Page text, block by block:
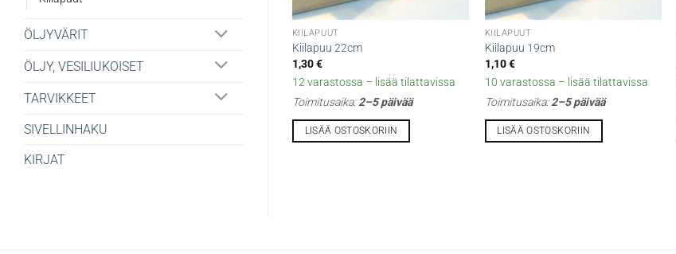
ÖLJYVÄRIT
ÖLJY, VESILIUKOISET
TARVIKKEET
SIVELLINHAKU
KIRJAT
KIILAPUUT
Kiilapuu 22cm
1,30€
12 varastossa – lisää tilattavissa
Toimitusaika:2–5 päivää
LISÄÄ OSTOSKORIIN
KIILAPUUT
Kiilapuu 19cm
1,10€
10 varastossa – lisää tilattavissa
Toimitusaika:2–5 päivää
LISÄÄ OSTOSKORIIN